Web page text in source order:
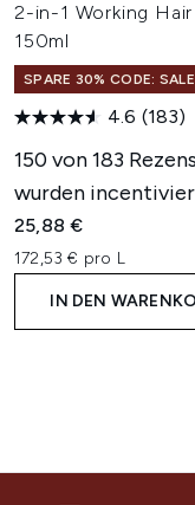
2-in-1 Working
150ml
SPARE 30% CODE:
4.6 (183)
150 von 183
wurden
25,88 €
172,53 € pro L
IN DEN